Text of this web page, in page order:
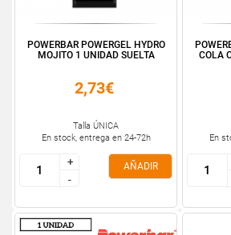
POWERBAR POWERGEL HYDRO
MOJITO 1 UNIDAD SUELTA
2,73€
Talla ÚNICA
En stock, entrega en 24-72h
+
-
+
-
AÑADIR
COLA
En